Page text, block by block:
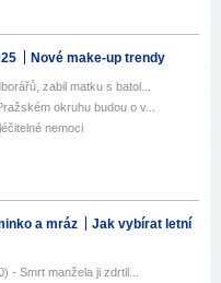
Nové make-up trendy
zabil matku s batol...
okruhu budou o v...
nemoci
a mráz
Jak vybírat letní
- Smrt manžela ji zdrtil...